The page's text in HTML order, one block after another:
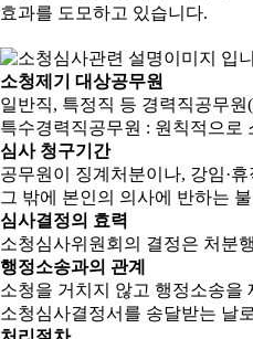
효과를 도모하고 있습니다.
소청제기 대상공무원
일반직, 특정직 등 경력직공무
특수경력직공무원 : 원칙적으로
심사 청구기간
공무원이 징계처분이나, 강임·
그 밖에 본인의 의사에 반하는
심사결정의 효력
소청심사위원회의 결정은 처분
행정소송과의 관계
소청을 거치지 않고 행정소송을
소청심사결정서를 송달받는 날